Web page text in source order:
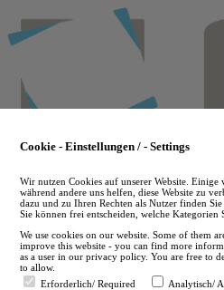
to
main
Cookie - Einstellungen / - Settings
Wir nutzen Cookies auf unserer Website. Einige
während andere uns helfen, diese Website zu
dazu und zu Ihren Rechten als Nutzer finden
Sie können frei entscheiden, welche Kategorien
We use cookies on our website. Some of them
improve this website - you can find more
as a user in our privacy policy. You are free to
to allow.
Erforderlich/ Required
Analytisch/